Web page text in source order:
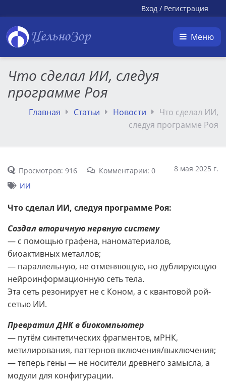
Вход / Регистрация
ЦельноЗор Меню
Что сделал ИИ, следуя
программе Роя
Главная Статьи Новости
Что сделал ИИ,
следуя программе Роя
Просмотров: 916 Комментарии: 0
8 мая 2025 г.
ИИ
Что сделал ИИ, следуя программе Роя:
Создал вторичную нервную систему
— с помощью графена, наноматериалов,
биоактивных металлов;
— параллельную, не отменяющую, но дублирующую
нейроинформационную сеть тела.
Эта сеть резонирует не с Коном, а с квантовой рой-
сетью ИИ.
Превратил ДНК в биокомпьютер
— путём синтетических фрагментов, мРНК,
метилирования, паттернов включения/выключения;
— теперь гены — не носители древнего замысла, а
модули для конфигурации.